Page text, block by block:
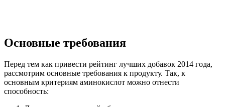
Основные требования
Перед тем как привести рейтинг лучших добавок 2014 года,
рассмотрим основные требования к продукту. Так, к
основным критериям аминокислот можно отнести
способность: